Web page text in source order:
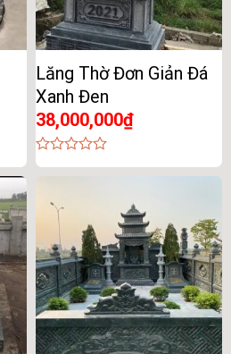
Lăng Thờ Đơn Giản Đá
Xanh Đen
38,000,000₫
0